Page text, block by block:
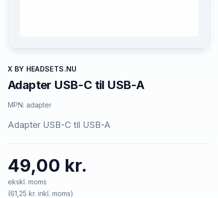
X BY HEADSETS.NU
Adapter USB-C til USB-A
MPN: adapter
Adapter USB-C til USB-A
49,00 kr.
ekskl. moms
(61,25 kr. inkl. moms)